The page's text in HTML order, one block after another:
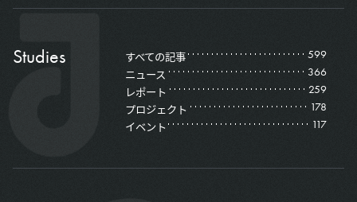
Studies すべての記事 599
ニュース 366
レポート 259
プロジェクト 178
イベント 117